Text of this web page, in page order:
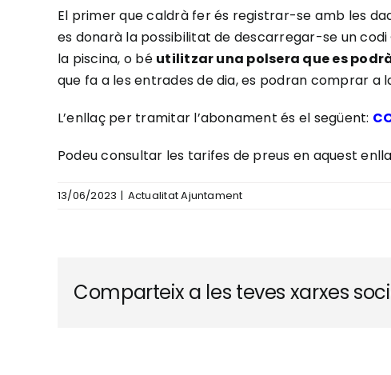
El primer que caldrà fer és registrar-se amb les
es donarà la possibilitat de descarregar-se un
la piscina, o bé utilitzar una polsera que es
que fa a les entrades de dia, es podran comprar a
L’enllaç per tramitar l’abonament és el següent:
Podeu consultar les tarifes de preus en aquest
13/06/2023 | Actualitat Ajuntament
Comparteix a les teves xarxes